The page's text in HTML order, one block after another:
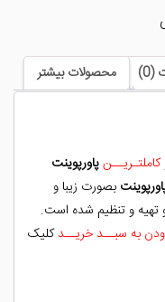
(0) محصولات بیشتر
کاملتـریــنپاورپوینت
بصورت زیبا و
و تنظیم شده است.
به سبــد خریــدکلیک